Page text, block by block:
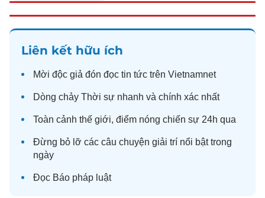
Liên kết hữu ích
Mời độc giả đón đọc tin tức trên Vietnamnet
Dòng chảy Thời sự nhanh và chính xác nhất
Toàn cảnh thế giới, điểm nóng chiến sự 24h qua
Đừng bỏ lỡ các câu chuyện giải trí nổi bật trong
ngày
Đọc Báo pháp luật